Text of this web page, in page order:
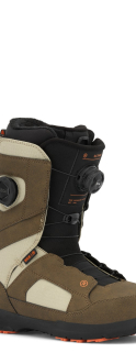
ZUR DETAILSEITE